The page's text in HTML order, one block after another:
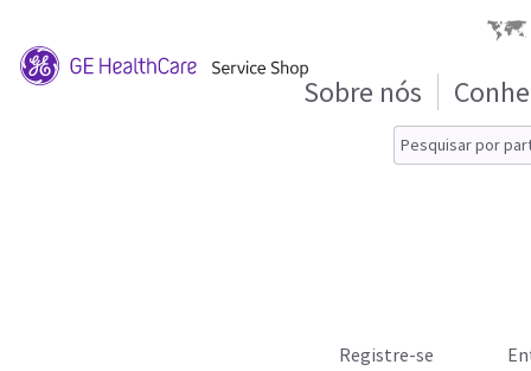
Sobre nós
Registre-se